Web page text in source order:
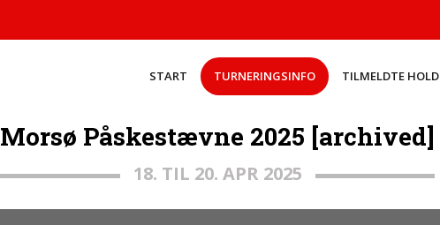
START TURNERINGSINFO TILMELDTE HOLD
Morsø Påskestævne 2025 [archived]
18. TIL 20. APR 2025